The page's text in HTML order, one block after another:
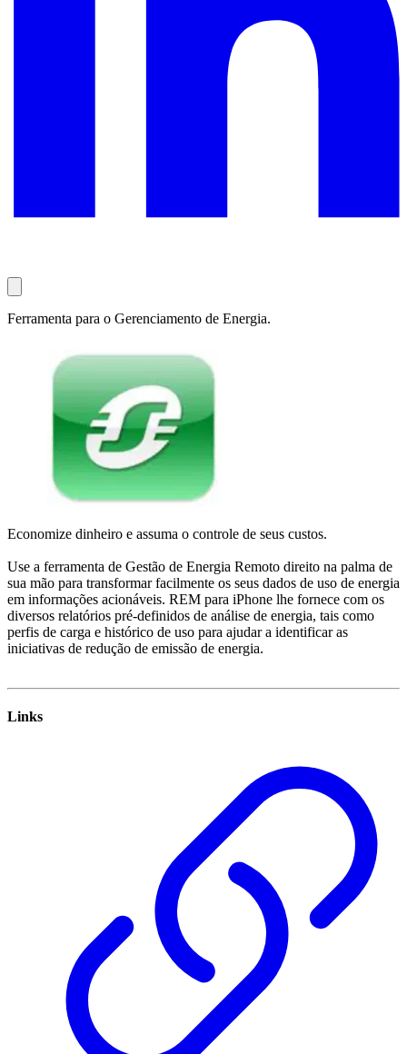
Ferramenta para o Gerenciamento de Energia.
Economize dinheiro e assuma o controle de seus custos.
Use a ferramenta de Gestão de Energia Remoto direito na palma de
sua mão para transformar facilmente os seus dados de uso de energia
em informações acionáveis​​. REM para iPhone lhe fornece com os
diversos relatórios pré-definidos de análise de energia, tais como
perfis de carga e histórico de uso para ajudar a identificar as
iniciativas de redução de emissão de energia.
Links